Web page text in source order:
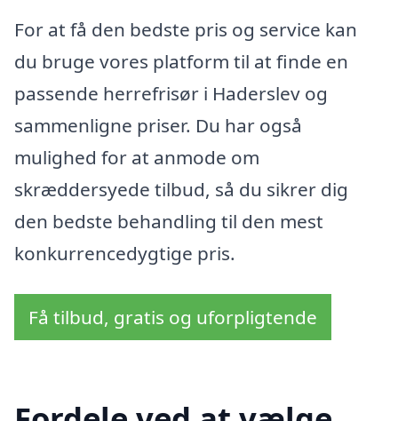
For at få den bedste pris og service kan
du bruge vores platform til at finde en
passende herrefrisør i Haderslev og
sammenligne priser. Du har også
mulighed for at anmode om
skræddersyede tilbud, så du sikrer dig
den bedste behandling til den mest
konkurrencedygtige pris.
Få tilbud, gratis og uforpligtende